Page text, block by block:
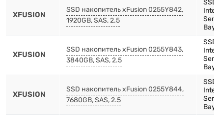
XFUSION
SSD накопитель xFusion 0255Y842,
1920GB, SAS, 2.5
XFUSION
SSD накопитель xFusion 0255Y843,
3840GB, SAS, 2.5
XFUSION
SSD накопитель xFusion 0255Y844,
7680GB, SAS, 2.5